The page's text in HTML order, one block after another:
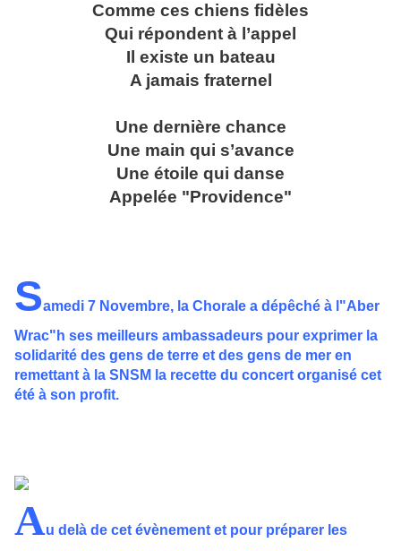
Comme ces chiens fidèles
Qui répondent à l’appel
Il existe un bateau
A jamais fraternel
Une dernière chance
Une main qui s’avance
Une étoile qui danse
Appelée "Providence"
Samedi 7 Novembre, la Chorale a dépêché à l"Aber
Wrac"h ses meilleurs ambassadeurs pour exprimer la
solidarité des gens de terre et des gens de mer en
remettant à la SNSM la recette du concert organisé cet
été à son profit.
Au delà de cet évènement et pour préparer les